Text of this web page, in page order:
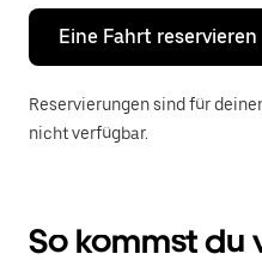
um
den
Kalender
schließen.
Eine Fahrt reservieren
Reservierungen sind für
nicht verfügbar.
So kommst du